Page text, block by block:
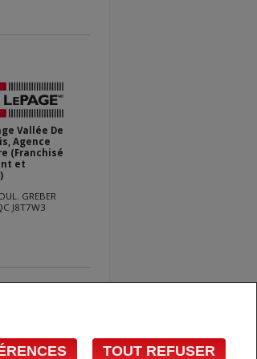
TOUT REFUSER
Vallée De
Agence
(Franchisé
et
GREBER
J8T7W3
ce soit est donnée
des marques déposées
les services
de l'ACI, et ils servent à